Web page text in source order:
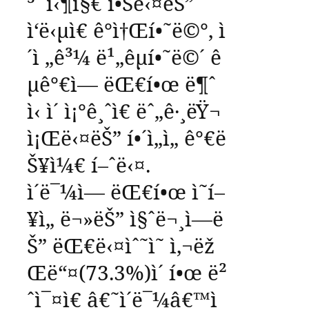
ì‘ë‹µì€ ê°ì†Œí•˜ë©°, ì
´ì „ê³¼ ë¹„êµí•˜ë©´ ê
µ­ê°€ì— ëŒ€í•œ ë¶ˆ
ì‹ ì´ ì¡°ê¸ˆì€ ëˆ„ê·¸ëŸ¬
ì¡Œë‹¤ëŠ” í•´ì„ì„ ê°€ë
Š¥ì¼€ í–ˆë‹¤.
ì´ë¯¼ì— ëŒ€í•œ ì˜í–
¥ì„ ë¬»ëŠ” ì§ˆë¬¸ì—ë
Š” ëŒ€ë‹¤ìˆ˜ì˜ ì‚¬ëž
Œë“¤(73.3%)ì´ í•œ ë²
ˆì¯¤ì€ â€˜ì´ë¯¼â€™ì